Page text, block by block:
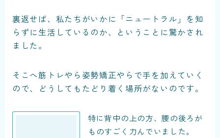
裏返せば、私たちがいかに「ニュートラル」を知
らずに生活しているのか、ということに驚かされ
ました。
そこへ筋トレやら姿勢矯正やらで手を加えていく
ので、どうしてもたどり着く場所がないのです。
特に背中の上の方、腰の後ろが
ものすごく力んでいました。